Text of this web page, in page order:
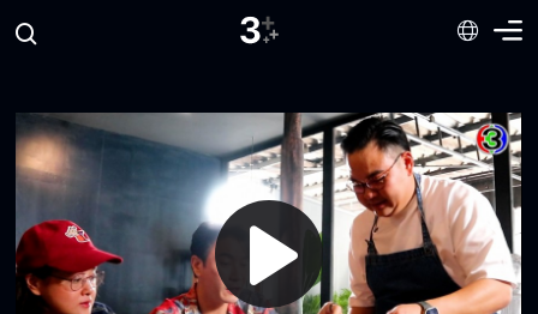
Play
“เตี๋ยวสุโขทัย”เส้นเด้งๆ จ้า
เชื่อเมียทุกที ได้ดีทุกคน